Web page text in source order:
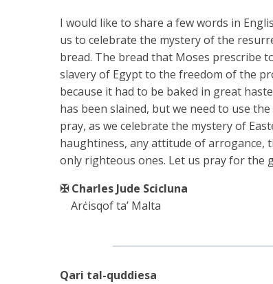
I would like to share a few words in
us to celebrate the mystery of the
bread. The bread that Moses prescribe
slavery of Egypt to the freedom of the
because it had to be baked in great
has been slained, but we need to use
pray, as we celebrate the mystery of
haughtiness, any attitude of arrogance,
only righteous ones. Let us pray for
✠ Charles Jude Scicluna
Arċisqof ta’ Malta
Qari tal-quddiesa